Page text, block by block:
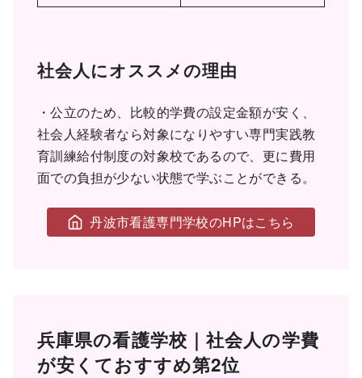
社会人にオススメの理由
・公立のため、比較的学費の設定金額が安く、
社会人経験者なら対象になりやすい専門実践教
育訓練給付制度の対象校であるので、更に費用
面での負担が少ない状態で学ぶことができる。
丹波市看護専門学校のHPはこちら
兵庫県の看護学校｜社会人の学費
が安くておすすめ第2位